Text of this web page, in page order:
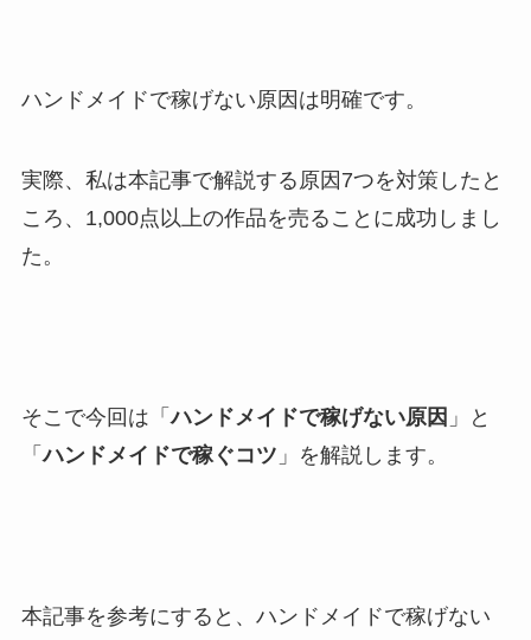
ハンドメイドで稼げない原因は明確です。
実際、私は本記事で解説する原因7つを対策したと
ころ、1,000点以上の作品を売ることに成功しまし
た。
そこで今回は「ハンドメイドで稼げない原因 」と
「ハンドメイドで稼ぐコツ 」を解説します。
本記事を参考にすると、ハンドメイドで稼げない